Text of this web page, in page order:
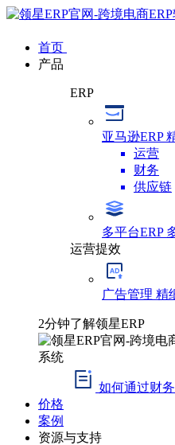
首页
产品
ERP
亚马逊ERP
运营
财务
供应链
多平台ERP
运营提效
广告管理 精
2分钟了解领星ERP
如何通过财
价格
案例
资源与支持